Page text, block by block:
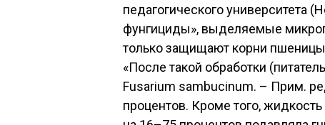
педагогического университета
фунгициды», выделяемые
только защищают корни пшеницы
«После такой обработки
Fusarium sambucinum. – Прим.
процентов. Кроме того,